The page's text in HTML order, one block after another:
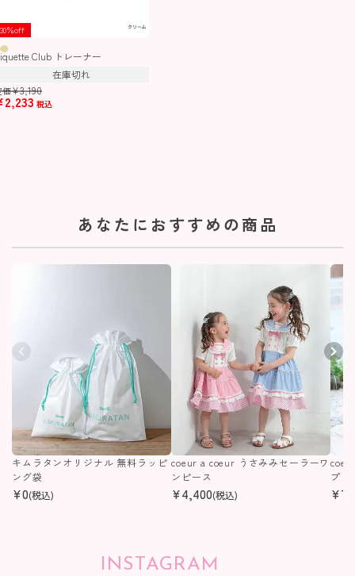
30％off
Club トレーナー
価¥3,190
2,233 税込
在庫切れ
あなたにおすすめの商品
キムラタンオリジナル 無料ラッピ
ング袋
¥0(税込)
coeur a coeur うさみみセーラーワ
ンピース
¥4,400(税込)
プリ
¥
INSTAGRAM